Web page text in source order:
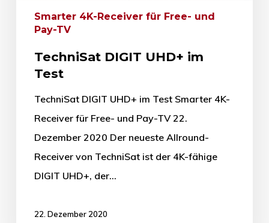
Smarter 4K-Receiver für Free- und
Pay-TV
TechniSat DIGIT UHD+ im
Test
TechniSat DIGIT UHD+ im Test Smarter 4K-
Receiver für Free- und Pay-TV 22.
Dezember 2020 Der neueste Allround-
Receiver von TechniSat ist der 4K-fähige
DIGIT UHD+, der…
22. Dezember 2020